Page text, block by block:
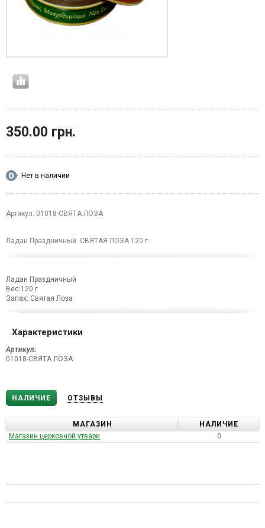
350.00 грн.
Нет в наличии
Артикул: 01018-СВЯТА ЛОЗА
Ладан Праздничный СВЯТАЯ ЛОЗА 120 г
Ладан Праздничный
Вес:120 г
Запах: Святая Лоза
Характеристики
Артикул:
01018-СВЯТА ЛОЗА
НАЛИЧИЕ ОТЗЫВЫ
МАГАЗИН
НАЛИЧИЕ
Магазин церковной утвари
0